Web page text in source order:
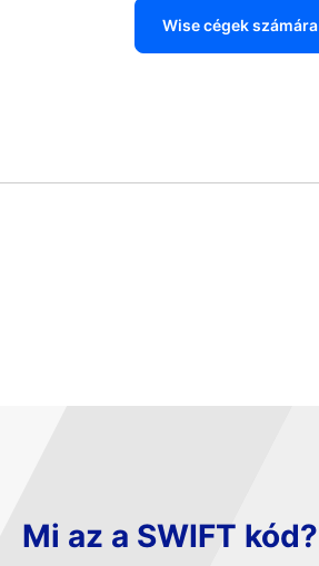
Wise cégek számára
Mi az a SWIFT kód?